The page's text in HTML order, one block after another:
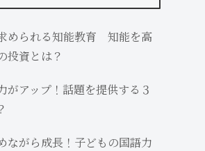
められる知能教育 知能を高
投資とは？
がアップ！話題を提供する３
ながら成長！子どもの国語力